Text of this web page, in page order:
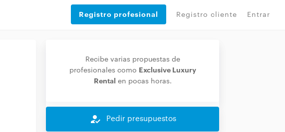
Registro profesional Registro cliente Entrar
Recibe varias propuestas de
profesionales como Exclusive Luxury
Rental
en pocas horas.
how_to_reg Pedir presupuestos